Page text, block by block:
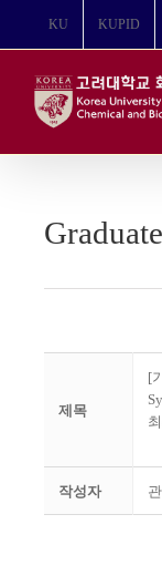
뛰
KU KUPID
제목
[
작성자